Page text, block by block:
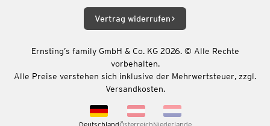
Vertrag widerrufen
Ernsting’s family GmbH & Co. KG 2026. © Alle Rechte
vorbehalten.
Alle Preise verstehen sich inklusive der Mehrwertsteuer, zzgl.
Versandkosten.